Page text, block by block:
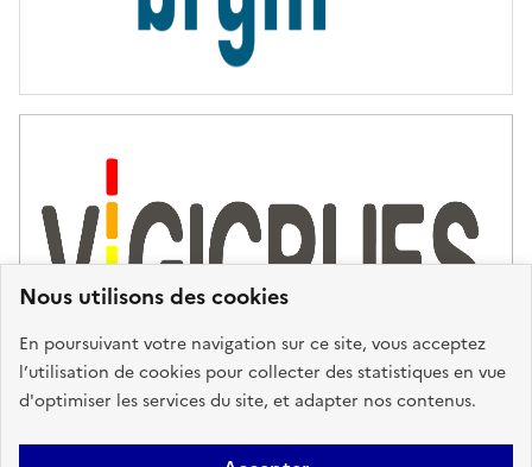
Nous utilisons des cookies
En poursuivant votre navigation sur ce site, vous acceptez
l’utilisation de cookies pour collecter des statistiques en vue
d'optimiser les services du site, et adapter nos contenus.
Plan du site Accessibilité : partiellement conforme Mentions